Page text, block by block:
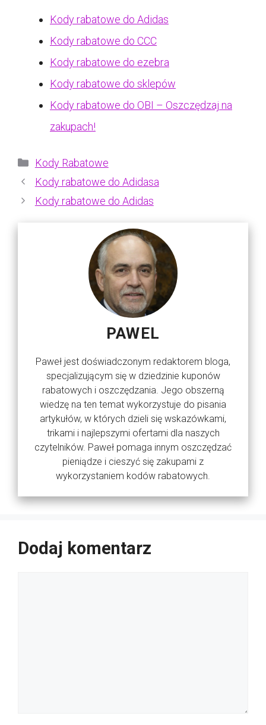
Kody rabatowe do Adidas
Kody rabatowe do CCC
Kody rabatowe do ezebra
Kody rabatowe do sklepów
Kody rabatowe do OBI – Oszczędzaj na
zakupach!
Kategorie
Kody Rabatowe
Kody rabatowe do Adidasa
Kody rabatowe do Adidas
PAWEL
Paweł jest doświadczonym redaktorem bloga,
specjalizującym się w dziedzinie kuponów
rabatowych i oszczędzania. Jego obszerną
wiedzę na ten temat wykorzystuje do pisania
artykułów, w których dzieli się wskazówkami,
trikami i najlepszymi ofertami dla naszych
czytelników. Paweł pomaga innym oszczędzać
pieniądze i cieszyć się zakupami z
wykorzystaniem kodów rabatowych.
Dodaj komentarz